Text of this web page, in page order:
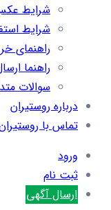
شرایط
شرایط
راهنمای
راهنما
سوالات
درباره روستیران
تماس با
ورود
ثبت نام
ارسال آگهی